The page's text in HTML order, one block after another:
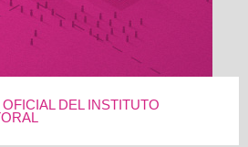
DEL INSTITUTO